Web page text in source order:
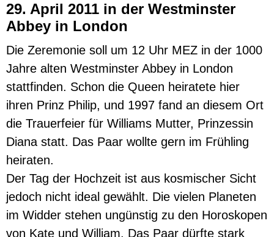
29. April 2011 in der Westminster
Abbey in London
Die Zeremonie soll um 12 Uhr MEZ in der 1000
Jahre alten Westminster Abbey in London
stattfinden. Schon die Queen heiratete hier
ihren Prinz Philip, und 1997 fand an diesem Ort
die Trauerfeier für Williams Mutter, Prinzessin
Diana statt. Das Paar wollte gern im Frühling
heiraten.
Der Tag der Hochzeit ist aus kosmischer Sicht
jedoch nicht ideal gewählt. Die vielen Planeten
im Widder stehen ungünstig zu den Horoskopen
von Kate und William. Das Paar dürfte stark